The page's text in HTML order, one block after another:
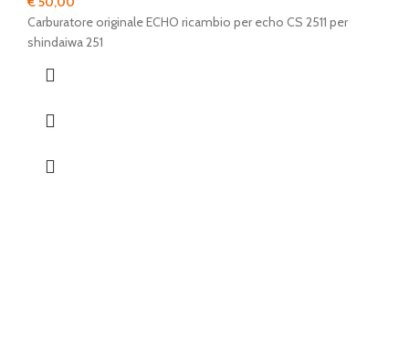
Carburatore originale ECHO ricambio per echo CS 2511 per
shindaiwa 251